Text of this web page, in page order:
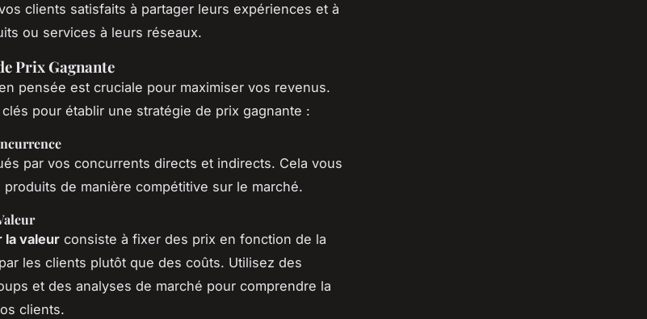
clients satisfaits à partager leurs expériences et à
ou services à leurs réseaux.
Prix Gagnante
pensée est cruciale pour maximiser vos revenus.
pour établir une stratégie de prix gagnante :
par vos concurrents directs et indirects. Cela vous
de manière compétitive sur le marché.
la valeur consiste à fixer des prix en fonction de la
les clients plutôt que des coûts. Utilisez des
et des analyses de marché pour comprendre la
clients.